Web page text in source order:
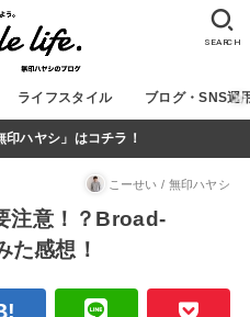
ライフスタイル ブログ・SNS運
SEARCH
ハヤシ」はコチラ！
こーせい / 無印ハヤシ
注意！？Broad-
た感想！